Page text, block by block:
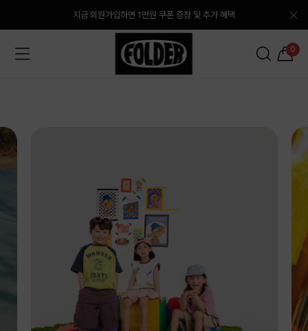
지금 회원가입하면 1만원 쿠폰 증정 및 추가 혜택
0